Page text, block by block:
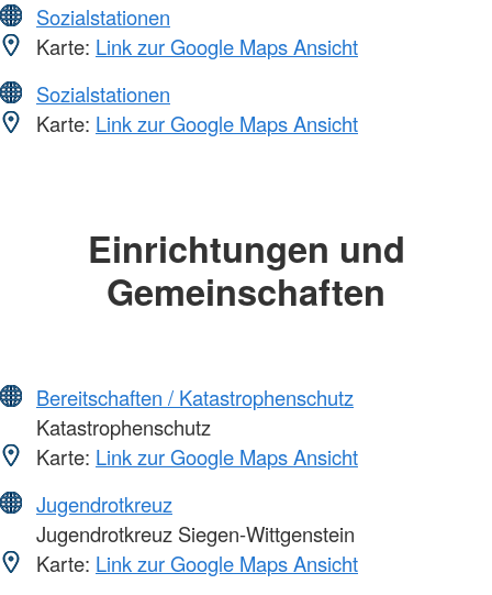
Sozialstationen
Karte: Link zur Google Maps Ansicht
Sozialstationen
Karte: Link zur Google Maps Ansicht
Einrichtungen und
Gemeinschaften
Bereitschaften / Katastrophenschutz
Katastrophenschutz
Karte: Link zur Google Maps Ansicht
Jugendrotkreuz
Jugendrotkreuz Siegen-Wittgenstein
Karte: Link zur Google Maps Ansicht